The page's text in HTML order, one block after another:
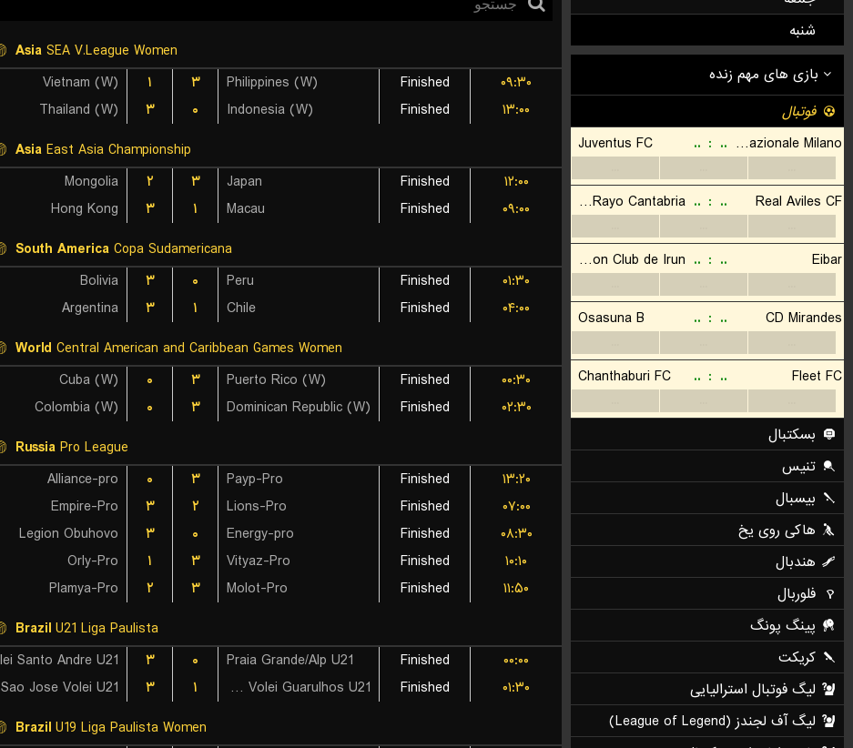
شنبه
Asia SEA V.League Women
Vietnam (W)
۱ ۳ Philippines (W) Finished
۰۹:۳۰
Thailand (W)
۳ ۰ Indonesia (W) Finished
۱۳:۰۰
Asia East Asia Championship
Mongolia
۲ ۳ Japan Finished
۱۲:۰۰
Hong Kong
۳ ۱ Macau Finished
۰۹:۰۰
South America Copa Sudamericana
Bolivia
۳ ۰ Peru Finished
۰۱:۳۰
Argentina
۳ ۱ Chile Finished
۰۴:۰۰
World Central American and Caribbean Games Women
Cuba (W)
۰ ۳ Puerto Rico (W) Finished
۰۰:۳۰
Colombia (W)
۰ ۳ Dominican Republic (W) Finished
۰۲:۳۰
Russia Pro League
Alliance-pro
۰ ۳ Payp-Pro Finished
۱۳:۲۰
Empire-Pro
۳ ۲ Lions-Pro Finished
۰۷:۰۰
Legion Obuhovo
۳ ۰ Energy-pro Finished
۰۸:۳۰
Orly-Pro
۱ ۳ Vityaz-Pro Finished
۱۰:۱۰
Plamya-Pro
۲ ۳ Molot-Pro Finished
۱۱:۵۰
Brazil U21 Liga Paulista
۳ ۰ Praia Grande/Alp U21 Finished
۰۰:۰۰
Sao Jose Volei U21
۳ ۱ Vedacit Volei Guarulhos U21 Finished
۰۱:۳۰
Brazil U19 Liga Paulista Women